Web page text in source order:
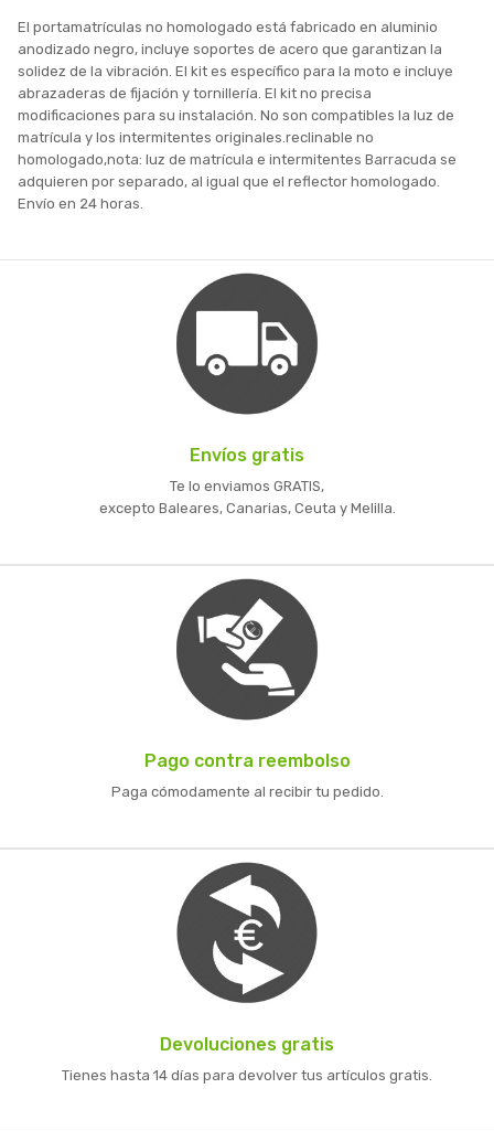
El portamatrículas no homologado está fabricado en aluminio
anodizado negro, incluye soportes de acero que garantizan la
solidez de la vibración. El kit es específico para la moto e incluye
abrazaderas de fijación y tornillería. El kit no precisa
modificaciones para su instalación. No son compatibles la luz de
matrícula y los intermitentes originales.reclinable no
homologado,nota: luz de matrícula e intermitentes Barracuda se
adquieren por separado, al igual que el reflector homologado.
Envío en 24 horas.
Envíos gratis
Te lo enviamos GRATIS,
excepto Baleares, Canarias, Ceuta y Melilla.
Pago contra reembolso
Paga cómodamente al recibir tu pedido.
Devoluciones gratis
Tienes hasta 14 días para devolver tus artículos gratis.